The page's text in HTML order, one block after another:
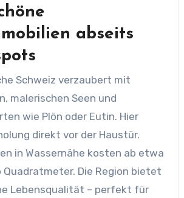
abseits
Schweiz verzaubert mit
malerischen Seen und
wie Plön oder Eutin. Hier
direkt vor der Haustür.
in Wassernähe kosten ab etwa
Quadratmeter. Die Region bietet
Lebensqualität – perfekt für